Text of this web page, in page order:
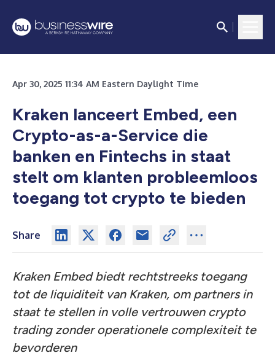
Apr 30, 2025 11:34 AM Eastern Daylight Time
Kraken lanceert Embed, een
Crypto-as-a-Service die
banken en Fintechs in staat
stelt om klanten probleemloos
toegang tot crypto te bieden
Share
Kraken Embed biedt rechtstreeks toegang
tot de liquiditeit van Kraken, om partners in
staat te stellen in volle vertrouwen crypto
trading zonder operationele complexiteit te
bevorderen